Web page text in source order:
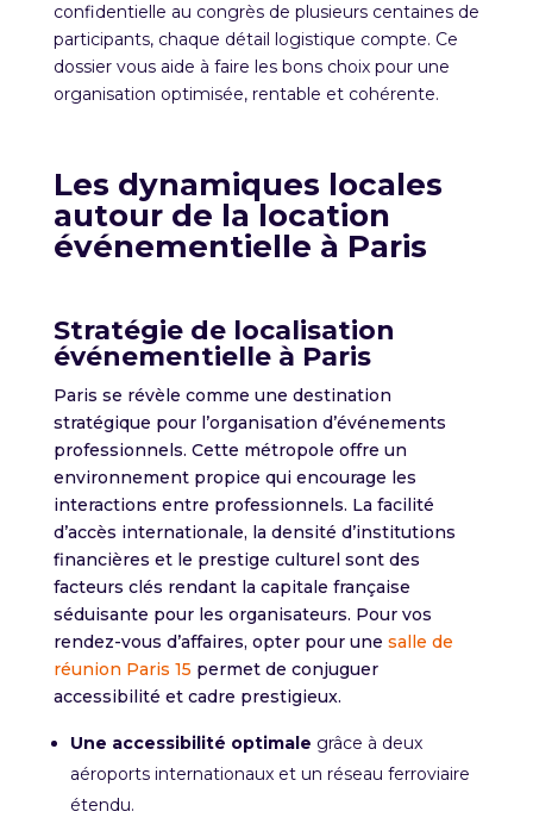
confidentielle au congrès de plusieurs centaines de
participants, chaque détail logistique compte. Ce
dossier vous aide à faire les bons choix pour une
organisation optimisée, rentable et cohérente.
Les dynamiques locales
autour de la location
événementielle à Paris
Stratégie de localisation
événementielle à Paris
Paris se révèle comme une destination
stratégique pour l’organisation d’événements
professionnels. Cette métropole offre un
environnement propice qui encourage les
interactions entre professionnels. La facilité
d’accès internationale, la densité d’institutions
financières et le prestige culturel sont des
facteurs clés rendant la capitale française
séduisante pour les organisateurs. Pour vos
rendez-vous d’affaires, opter pour une salle de
réunion Paris 15 permet de conjuguer
accessibilité et cadre prestigieux.
Une accessibilité optimale grâce à deux
aéroports internationaux et un réseau ferroviaire
étendu.